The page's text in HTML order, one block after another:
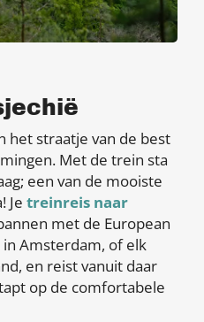
het straatje van de best
Met de trein sta
een van de mooiste
Je treinreis naar
met de European
in Amsterdam, of elk
en reist vanuit daar
op de comfortabele